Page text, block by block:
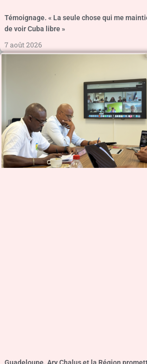
Témoignage. « La seule chose qui me
de voir Cuba libre »
7 août 2026